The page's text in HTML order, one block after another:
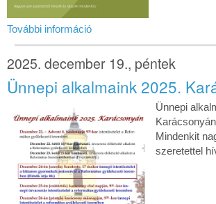
További információ
2025. december 19., péntek
Ünnepi alkalmaink 2025.
Ünnepi
Mindenkit
szeretettel